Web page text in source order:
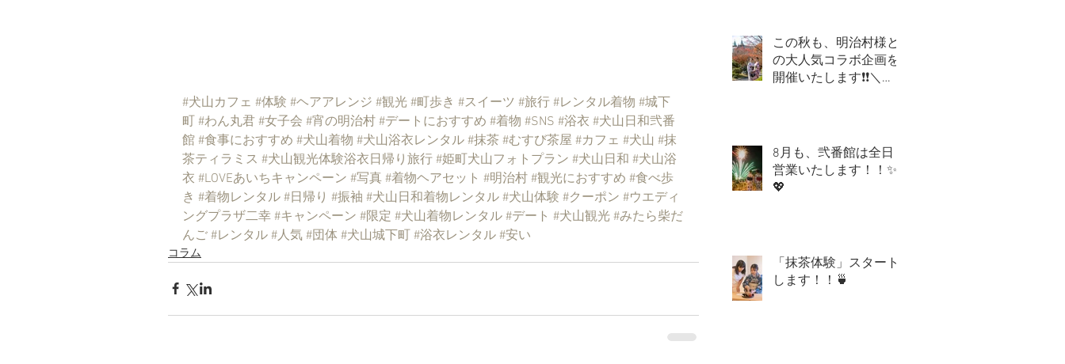
この秋も、明治村様と
の大人気コラボ企画を
開催いたします❗❗＼
8月も、弐番館は全日
営業いたします！！✨
💖
「抹茶体験」スタート
します！！🍵
#犬山カフェ #体験 #ヘアアレンジ #観光 #町歩き #スイーツ #旅行 #レンタル着物 #城下
町 #わん丸君 #女子会 #宵の明治村 #デートにおすすめ #着物 #SNS #浴衣 #犬山日和弐番
館 #食事におすすめ #犬山着物 #犬山浴衣レンタル #抹茶 #むすび茶屋 #カフェ #犬山 #抹
茶ティラミス #犬山観光体験浴衣日帰り旅行 #姫町犬山フォトプラン #犬山日和 #犬山浴
衣 #LOVEあいちキャンペーン #写真 #着物ヘアセット #明治村 #観光におすすめ #食べ歩
き #着物レンタル #日帰り #振袖 #犬山日和着物レンタル #犬山体験 #クーポン #ウエディ
ングプラザ二幸 #キャンペーン #限定 #犬山着物レンタル #デート #犬山観光 #みたら柴だ
んご #レンタル #人気 #団体 #犬山城下町 #浴衣レンタル #安い
コラム